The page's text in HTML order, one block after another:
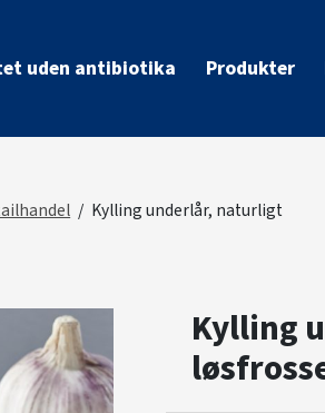
uden antibiotika Produkter
Kylling underlår, naturligt
Kylling